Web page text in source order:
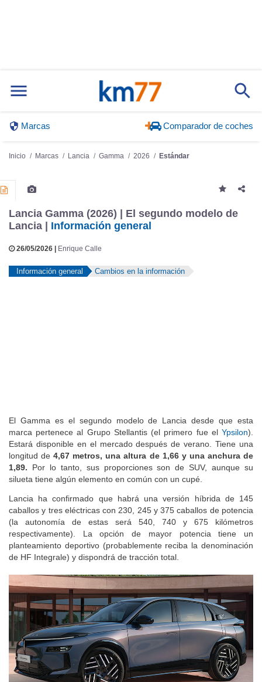
Marcas Comparador de coches
Inicio Marcas Lancia Gamma 2026 Estándar
Lancia Gamma (2026) | El segundo modelo de
Lancia | Información general
26/05/2026 | Enrique Calle
Información general Cambios en la información
El Gamma es el segundo modelo de Lancia desde que esta
marca pertenece al Grupo Stellantis (el primero fue el Ypsilon).
Estará disponible en el mercado después de verano. Tiene una
longitud de4,67 metros, una altura de 1,66 y una anchura de
1,89. Por lo tanto, sus proporciones son de SUV, aunque su
silueta tiene algún elemento en común con un cupé.
Lancia ha confirmado que habrá una versión híbrida de 145
caballos y tres eléctricas con 230, 245 y 375 caballos de potencia
(la autonomía de estas será 540, 740 y 675 kilómetros
respectivamente). La opción de mayor potencia tiene un
planteamiento deportivo (probablemente reciba la denominación
de HF Integrale) y dispondrá de tracción total.